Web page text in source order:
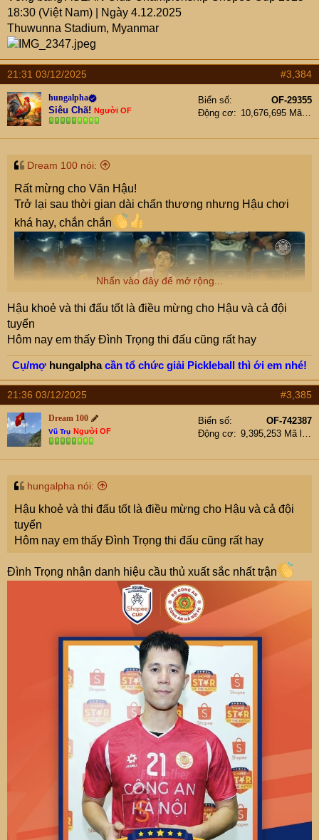
18:30 (Việt Nam) | Ngày 4.12.2025
Thuwunna Stadium, Myanmar
21:31 03/12/2025 #3,384
hungalpha
Siêu Chã! Người OF
Biển số
OF-29355
Động cơ
10,676,695 Mã lực
Dream 100 nói:
Rất mừng cho Văn Hậu!
Trở lại sau thời gian dài chấn thương nhưng Hậu chơi
khá hay, chắn chắn
Nhấn vào đây để mở rộng...
Hậu khoẻ và thi đấu tốt là điều mừng cho Hậu và cả đội
tuyển
Hôm nay em thấy Đình Trọng thi đấu cũng rất hay
Cụ/mợ hungalphacần tổ chức giải Pickleball thì ới em nhé!
21:36 03/12/2025 #3,385
Dream 100
Vũ Trụ Người OF
Biển số
OF-742387
Động cơ
9,395,253 Mã lực
hungalpha nói:
Hậu khoẻ và thi đấu tốt là điều mừng cho Hậu và cả đội
tuyển
Hôm nay em thấy Đình Trọng thi đấu cũng rất hay
Đình Trọng nhận danh hiệu cầu thủ xuất sắc nhất trận